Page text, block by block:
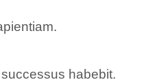
habebit.